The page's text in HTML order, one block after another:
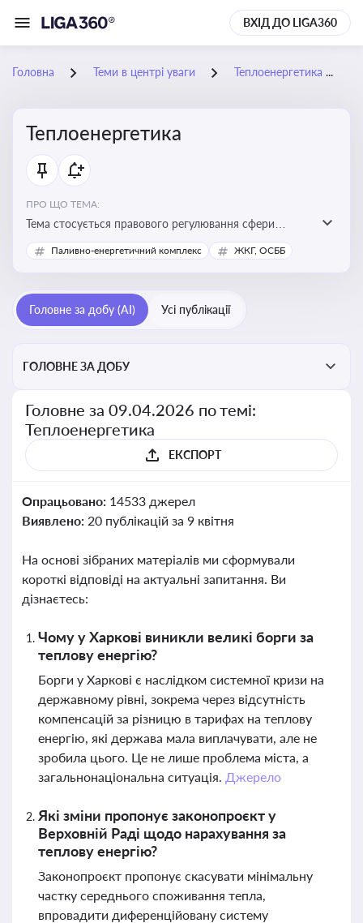
ВХІД ДО LIGA360
Головна Теми в центрі уваги Теплоенергетика
Теплоенергетика
ПРО ЩО ТЕМА:
Тема стосується правового регулювання сфери
теплопостачання в Україні, що є важливою для
енергетичної безпеки, економіки підприємств та
комунальних послуг
Паливно-енергетичний комплекс ЖКГ, ОСББ
Головне за добу (AI) Усі публікації
ГОЛОВНЕ ЗА ДОБУ
Головне за 09.04.2026 по темі:
Теплоенергетика
ЕКСПОРТ
Опрацьовано: 14533 джерел
Виявлено: 20 публікацій за 9 квітня
На основі зібраних матеріалів ми сформували
короткі відповіді на актуальні запитання. Ви
дізнаєтесь:
Чому у Харкові виникли великі борги за
теплову енергію?
Борги у Харкові є наслідком системної кризи на
державному рівні, зокрема через відсутність
компенсацій за різницю в тарифах на теплову
енергію, які держава мала виплачувати, але не
зробила цього. Це не лише проблема міста, а
загальнонаціональна ситуація. Джерело
Які зміни пропонує законопроєкт у
Верховній Раді щодо нарахування за
теплову енергію?
Законопроєкт пропонує скасувати мінімальну
частку середнього споживання тепла,
впровадити диференційовану систему